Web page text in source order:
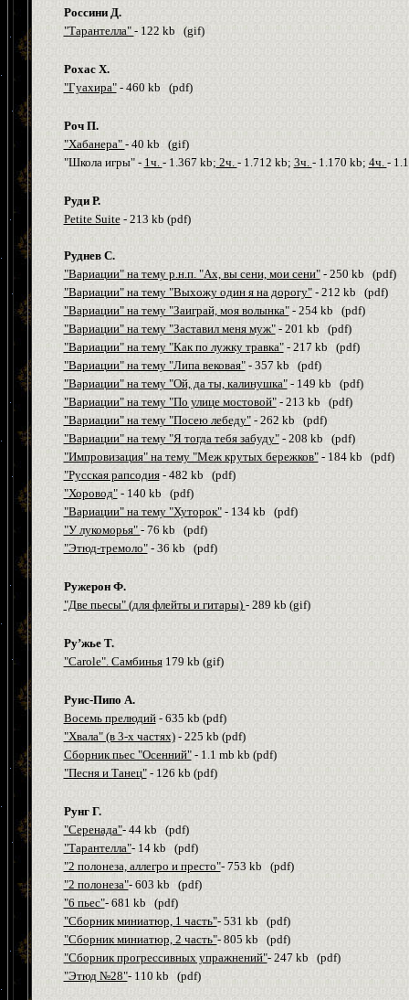
Россини Д.
"Тарантелла" - 122 kb (gif)
Рохас Х.
"Гуахира"- 460 kb (pdf)
Роч П.
"Хабанера" - 40 kb (gif)
"Школа игры" - 1ч. - 1.367 kb; 2ч. - 1.712 kb; 3ч. - 1.170 kb; 4ч. -
Руди Р.
Petite Suite- 213 kb (pdf)
Руднев С.
"Вариации" на тему р.н.п. "Ах, вы сени, мои сени"- 250 kb (pdf)
"Вариации" на тему "Выхожу один я на дорогу"- 212 kb (pdf)
"Вариации" на тему "Заиграй, моя волынка"- 254 kb (pdf)
"Вариации" на тему "Заставил меня муж"- 201 kb (pdf)
"Вариации" на тему "Как по лужку травка"- 217 kb (pdf)
"Вариации" на тему "Липа вековая"- 357 kb (pdf)
"Вариации" на тему "Ой, да ты, калинушка"- 149 kb (pdf)
"Вариации" на тему "По улице мостовой"- 213 kb (pdf)
"Вариации" на тему "Посею лебеду"- 262 kb (pdf)
"Вариации" на тему "Я тогда тебя забуду"- 208 kb (pdf)
"Импровизация" на тему "Меж крутых бережков"- 184 kb (pdf)
"Русская рапсодия- 482 kb (pdf)
"Хоровод"- 140 kb (pdf)
"Вариации" на тему "Хуторок"- 134 kb (pdf)
"У лукоморья" - 76 kb (pdf)
"Этюд-тремоло"- 36 kb (pdf)
Ружерон Ф.
"Две пьесы" (для флейты и гитары) - 289 kb (gif)
Ру’жье Т.
"Carole". Самбинья179 kb (gif)
Руис-Пипо А.
Восемь прелюдий- 635 kb (pdf)
"Хвала" (в 3-х частях)- 225 kb (pdf)
Сборник пьес "Осенний"- 1.1 mb kb (pdf)
"Песня и Танец"- 126 kb (pdf)
Рунг Г.
"Серенада"- 44 kb (pdf)
"Тарантелла"- 14 kb (pdf)
"2 полонеза, аллегро и престо"- 753 kb (pdf)
"2 полонеза"- 603 kb (pdf)
"6 пьес"- 681 kb (pdf)
"Сборник миниатюр, 1 часть"- 531 kb (pdf)
"Сборник миниатюр, 2 часть"- 805 kb (pdf)
"Сборник прогрессивных упражнений"- 247 kb (pdf)
"Этюд №28"- 110 kb (pdf)